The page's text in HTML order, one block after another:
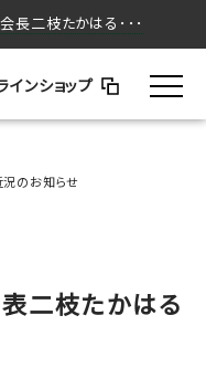
インショップ
長二枝たかはる･･･
長二枝たかはる･･･
のお知らせ
二枝たかはる